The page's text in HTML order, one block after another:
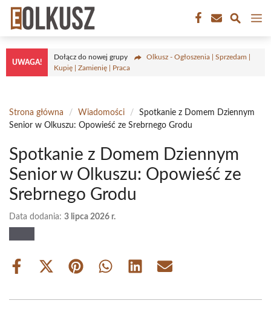
Przejdź
treści
UWAGA!
Dołącz do nowej grupy
Olkusz - Ogłoszenia | Sprzedam |
Kupię | Zamienię | Praca
Strona główna / Wiadomości /
Spotkanie z Domem Dziennym
Senior w Olkuszu: Opowieść ze Srebrnego Grodu
Spotkanie z Domem Dziennym
Senior w Olkuszu: Opowieść ze
Srebrnego Grodu
Data dodania: 3 lipca 2026 r.
Share
Share
(Twitter)
Share Share Share Share